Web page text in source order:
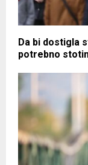
Da bi dostigla
potrebno